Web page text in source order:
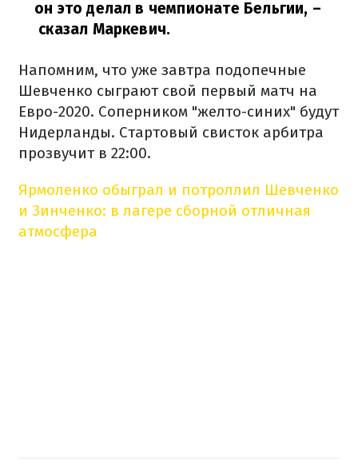
он это делал в чемпионате Бельгии, –
сказал Маркевич.
Напомним, что уже завтра подопечные
Шевченко сыграют свой первый матч на
Евро-2020. Соперником "желто-синих" будут
Нидерланды. Стартовый свисток арбитра
прозвучит в 22:00.
Ярмоленко обыграл и потроллил Шевченко
и Зинченко: в лагере сборной отличная
атмосфера